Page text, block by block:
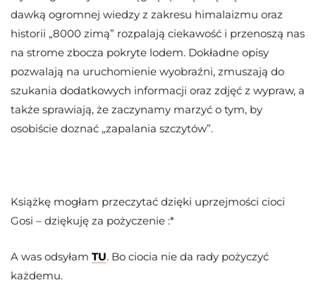
dawką ogromnej wiedzy z zakresu himalaizmu oraz
historii „8000 zimą” rozpalają ciekawość i przenoszą nas
na strome zbocza pokryte lodem. Dokładne opisy
pozwalają na uruchomienie wyobraźni, zmuszają do
szukania dodatkowych informacji oraz zdjęć z wypraw, a
także sprawiają, że zaczynamy marzyć o tym, by
osobiście doznać „zapalania szczytów”.
Książkę mogłam przeczytać dzięki uprzejmości cioci
Gosi – dziękuję za pożyczenie :*
A was odsyłam TU. Bo ciocia nie da rady pożyczyć
każdemu.